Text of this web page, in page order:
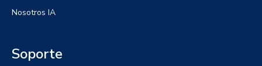
Nosotros IA
Soporte